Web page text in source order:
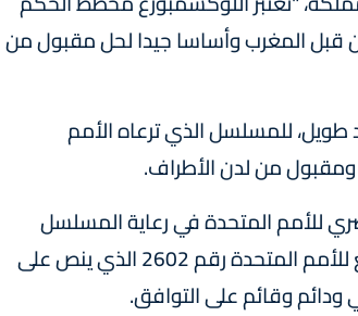
وذا مصداقية من قبل المغرب وأساسا جيدا لحل مقبول من
للمسلسل الذي ترعاه الأمم
من لدن الأطراف.
للأمم المتحدة في رعاية المسلسل
السياسي، ويجددان التأكيد على دعمهما لقرار مجلس الأمن التابع للأمم المتحدة رقم 2602 الذي ينص على
وقائم على التوافق.